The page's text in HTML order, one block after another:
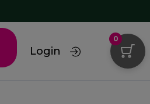
Login
0